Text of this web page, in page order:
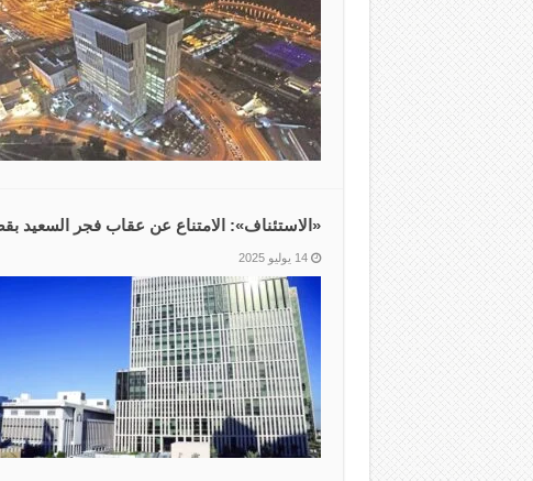
‏«الاستئناف»: الامتناع عن عقاب فجر السعيد
14 يوليو 2025